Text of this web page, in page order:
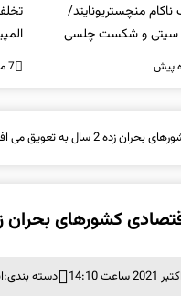
مالی در هیئت رشته‌ای
در مازندران
7 ماه پیش
2 سال به تعویق می افتد
بحران زده 2 سال به تعویق می
دسته بندی: